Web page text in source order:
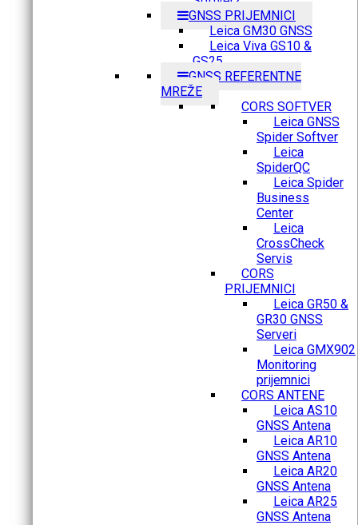
GNSS PRIJEMNICI
Leica GM30 GNSS
Leica Viva GS10 &
GS25
GNSS REFERENTNE
MREŽE
CORS SOFTVER
Leica GNSS
Spider Softver
Leica
SpiderQC
Leica Spider
Business
Center
Leica
CrossCheck
Servis
CORS
PRIJEMNICI
Leica GR50 &
GR30 GNSS
Serveri
Leica GMX902
Monitoring
prijemnici
CORS ANTENE
Leica AS10
GNSS Antena
Leica AR10
GNSS Antena
Leica AR20
GNSS Antena
Leica AR25
GNSS Antena